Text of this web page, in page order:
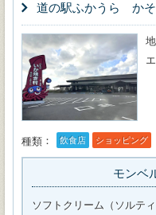
道の駅ふかうら か
種類 飲食店 ショッピング
モンベ
ソフトクリーム（ソルテ